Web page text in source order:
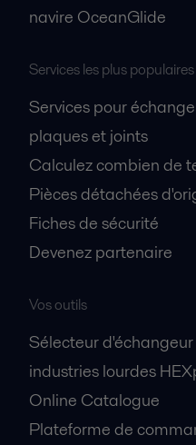
navire OceanGlide
Services les plus populaires
Services pour
plaques et joints
Calculez combien de
Pièces détachées
Fiches de sécurité
Devenez partenaire
Vos outils
Sélecteur
industries lourdes
Online Catalogue
Plateforme de